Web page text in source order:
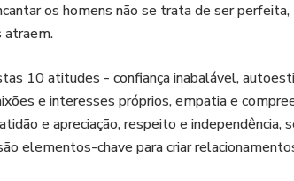
os homens não se trata de ser
atraem.
10 atitudes - confiança inabalável,
e interesses próprios, empatia e
e apreciação, respeito e independência,
elementos-chave para criar